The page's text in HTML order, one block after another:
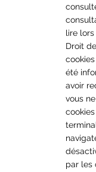
lire lors
Droit
été
avoir
vous
par les